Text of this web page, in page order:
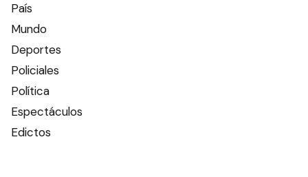
País
Mundo
Deportes
Policiales
Política
Espectáculos
Edictos